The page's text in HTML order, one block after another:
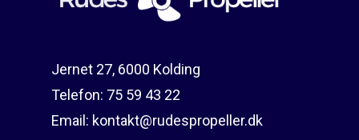
Jernet 27, 6000 Kolding
Telefon: 75 59 43 22
Email: kontakt@rudespropeller.dk
Før / efter
Aksler i tommer
Afmontering af propel
Shop
Ring på 75 59 43